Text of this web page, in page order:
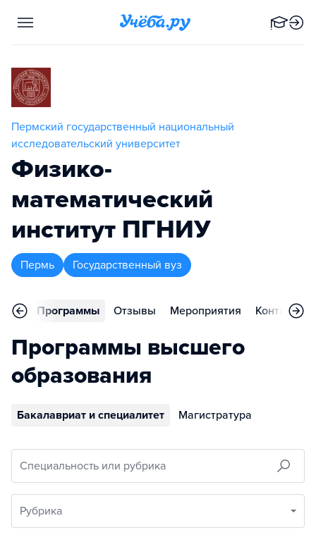
Пермский государственный национальный
исследовательский университет
Физико-
математический
институт ПГНИУ
Пермь Государственный вуз
Программы Отзывы Мероприятия Контакты
Программы высшего
образования
Бакалавриат и специалитет Магистратура
Специальность или рубрика
Рубрика